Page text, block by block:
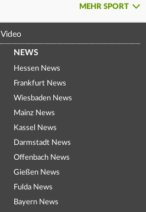
MEHR SPORT
Video
NEWS
Hessen News
Frankfurt News
Wiesbaden News
Mainz News
Kassel News
Darmstadt News
Offenbach News
Gießen News
Fulda News
Bayern News